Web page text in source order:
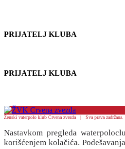
PRIJATELJ KLUBA
PRIJATELJ KLUBA
Ženski vaterpolo klub Crvena zvezda | Sva prava zadržana.
Nastavkom pregleda
korišćenjem kolačića.